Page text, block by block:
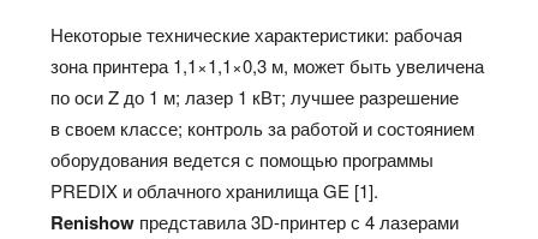
Некоторые технические характеристики: рабочая
зона принтера 1,1×1,1×0,3 м, может быть увеличена
по оси Z до 1 м; лазер 1 кВт; лучшее разрешение
в своем классе; контроль за работой и состоянием
оборудования ведется с помощью программы
PREDIX и облачного хранилища GE [1].
Renishow представила 3D-принтер с 4 лазерами